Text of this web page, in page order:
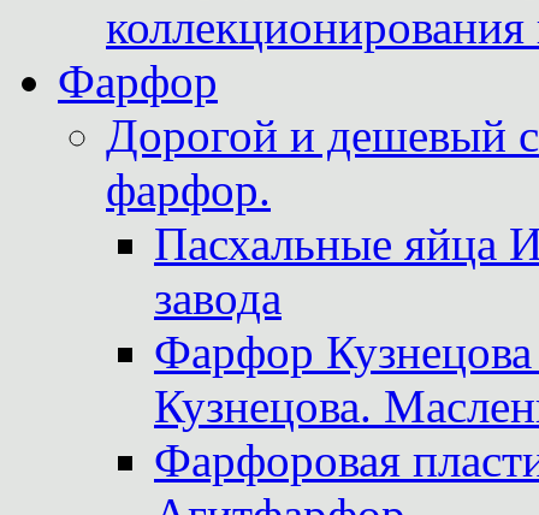
Фарфор
Дорогой и дешевый
фарфор.
Пасхальные яйца
завода
Фарфор
Кузнецова.
Фарфоровая